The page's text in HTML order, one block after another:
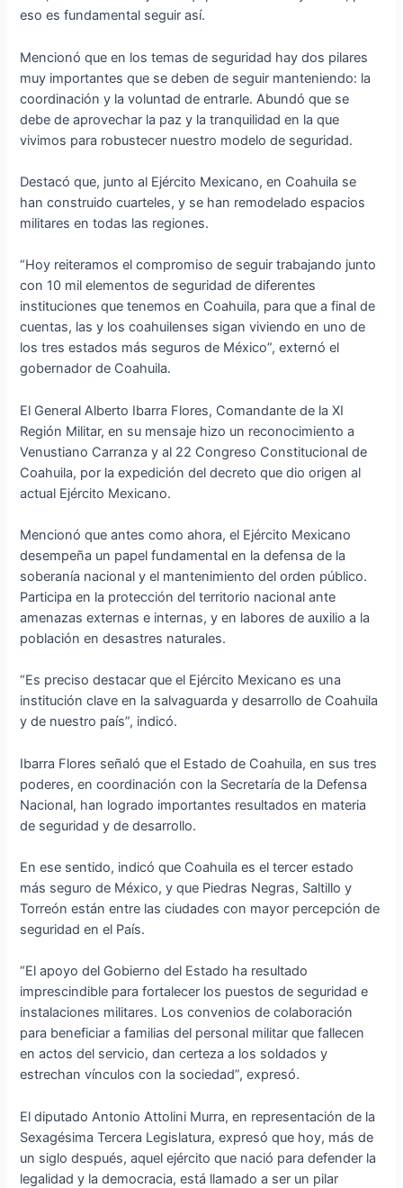
eso es fundamental seguir así.
Mencionó que en los temas de seguridad hay dos pilares
muy importantes que se deben de seguir manteniendo: la
coordinación y la voluntad de entrarle. Abundó que se
debe de aprovechar la paz y la tranquilidad en la que
vivimos para robustecer nuestro modelo de seguridad.
Destacó que, junto al Ejército Mexicano, en Coahuila se
han construido cuarteles, y se han remodelado espacios
militares en todas las regiones.
“Hoy reiteramos el compromiso de seguir trabajando junto
con 10 mil elementos de seguridad de diferentes
instituciones que tenemos en Coahuila, para que a final de
cuentas, las y los coahuilenses sigan viviendo en uno de
los tres estados más seguros de México”, externó el
gobernador de Coahuila.
El General Alberto Ibarra Flores, Comandante de la XI
Región Militar, en su mensaje hizo un reconocimiento a
Venustiano Carranza y al 22 Congreso Constitucional de
Coahuila, por la expedición del decreto que dio origen al
actual Ejército Mexicano.
Mencionó que antes como ahora, el Ejército Mexicano
desempeña un papel fundamental en la defensa de la
soberanía nacional y el mantenimiento del orden público.
Participa en la protección del territorio nacional ante
amenazas externas e internas, y en labores de auxilio a la
población en desastres naturales.
“Es preciso destacar que el Ejército Mexicano es una
institución clave en la salvaguarda y desarrollo de Coahuila
y de nuestro país”, indicó.
Ibarra Flores señaló que el Estado de Coahuila, en sus tres
poderes, en coordinación con la Secretaría de la Defensa
Nacional, han logrado importantes resultados en materia
de seguridad y de desarrollo.
En ese sentido, indicó que Coahuila es el tercer estado
más seguro de México, y que Piedras Negras, Saltillo y
Torreón están entre las ciudades con mayor percepción de
seguridad en el País.
“El apoyo del Gobierno del Estado ha resultado
imprescindible para fortalecer los puestos de seguridad e
instalaciones militares. Los convenios de colaboración
para beneficiar a familias del personal militar que fallecen
en actos del servicio, dan certeza a los soldados y
estrechan vínculos con la sociedad”, expresó.
El diputado Antonio Attolini Murra, en representación de la
Sexagésima Tercera Legislatura, expresó que hoy, más de
un siglo después, aquel ejército que nació para defender la
legalidad y la democracia, está llamado a ser un pilar